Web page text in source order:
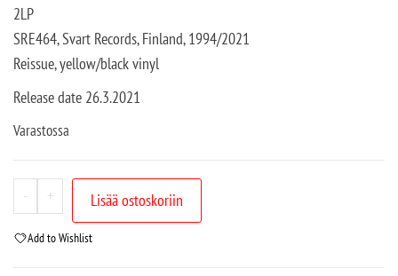
2LP
SRE464, Svart Records, Finland, 1994/2021
Reissue, yellow/black vinyl
Release date 26.3.2021
Varastossa
- + Lisää ostoskoriin
Add to Wishlist